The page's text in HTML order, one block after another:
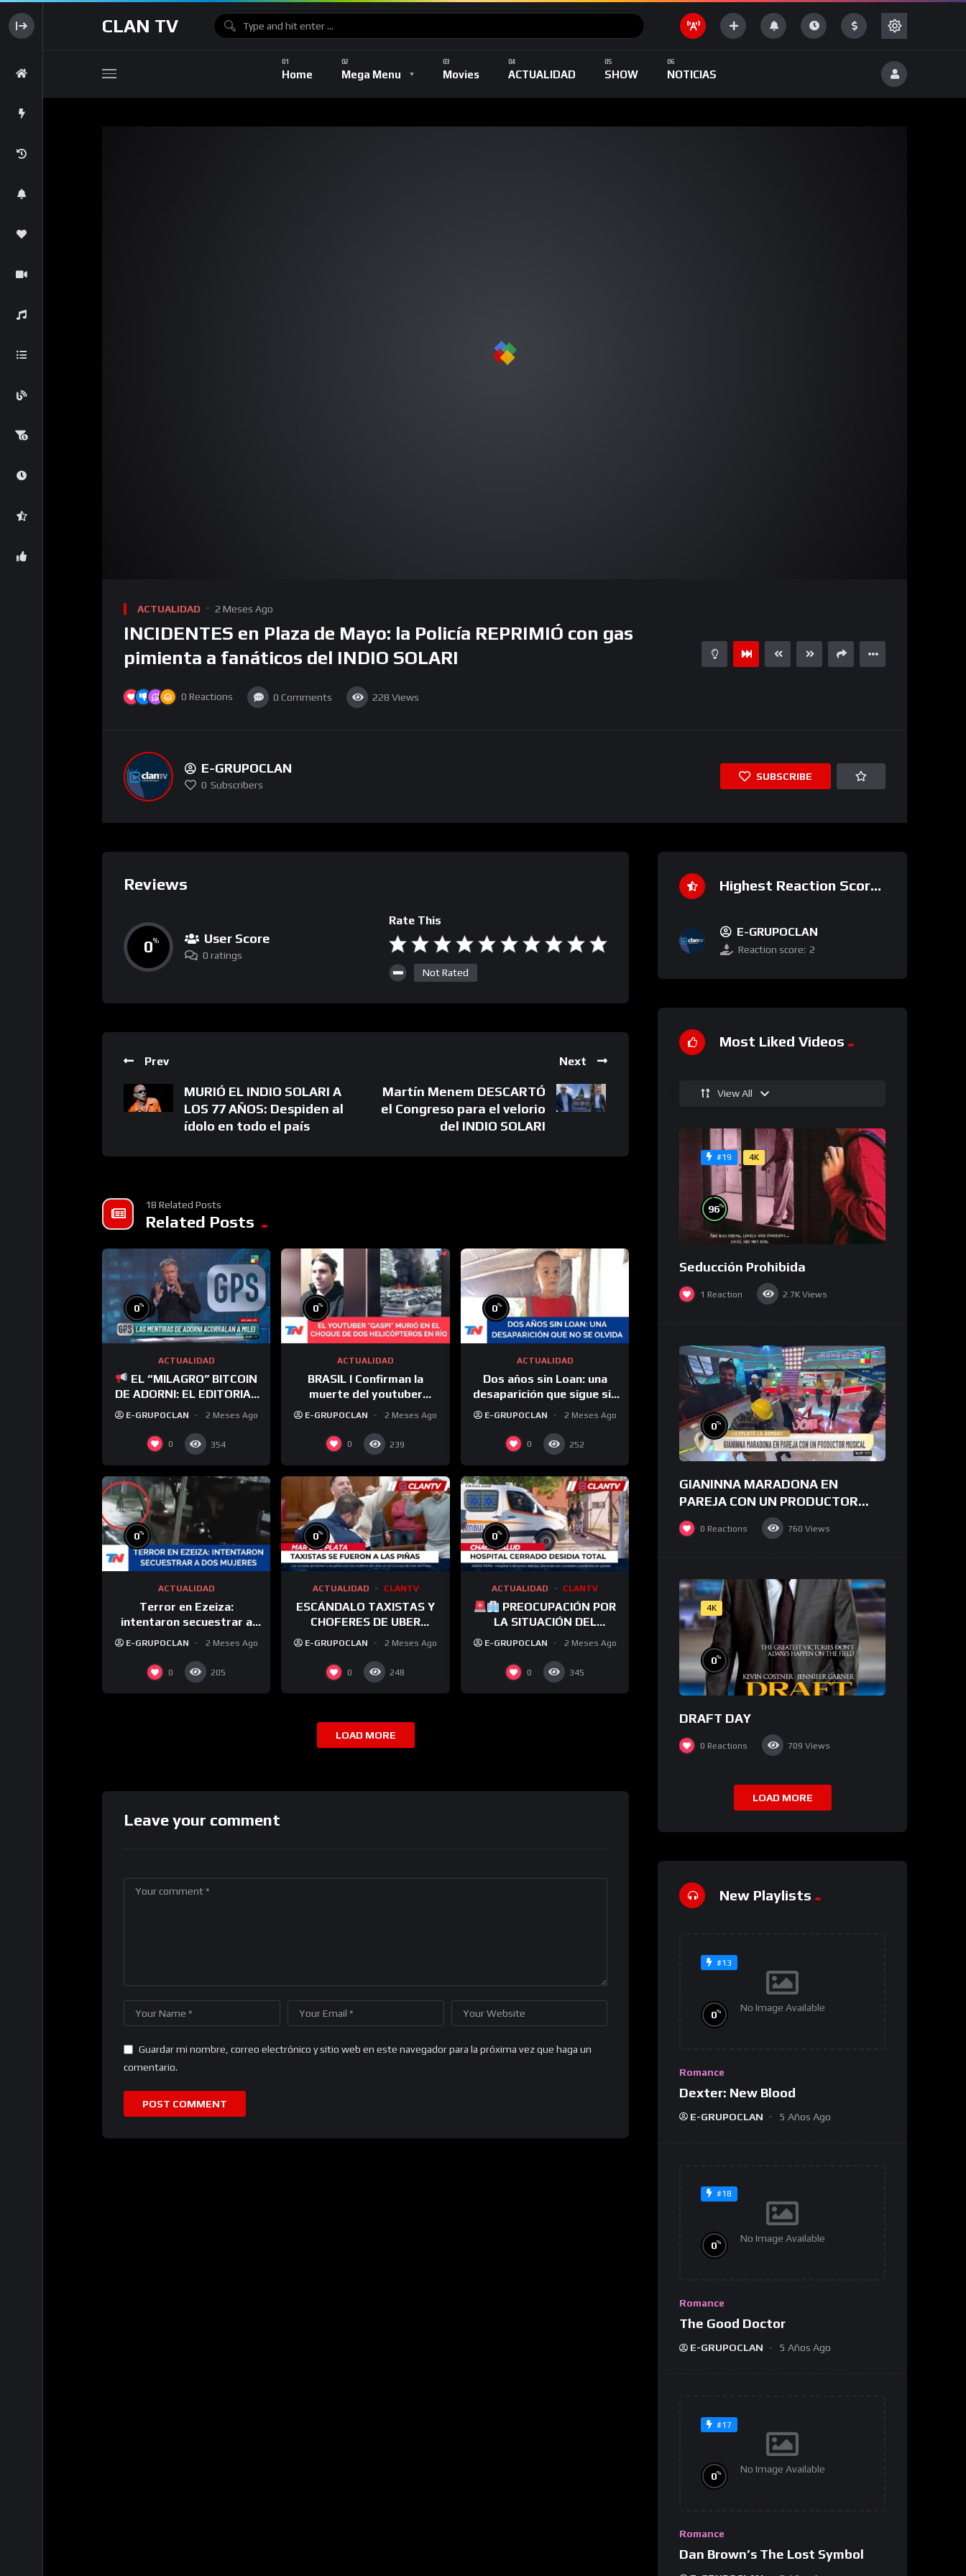
CLAN TV
Home Mega Menu Movies ACTUALIDAD SHOW NOTICIAS
ACTUALIDAD 2 Meses Ago
INCIDENTES en Plaza de Mayo: la Policía REPRIMIÓ con gas
pimienta a fanáticos del INDIO SOLARI
0 Reactions 0 Comments 228 Views
E-GRUPOCLAN
0 Subscribers
SUBSCRIBE
Reviews
0% User Score
0 ratings
Rate This
Not Rated
Prev
MURIÓ EL INDIO SOLARI A
LOS 77 AÑOS: Despiden al
ídolo en todo el país
Next
Martín Menem DESCARTÓ
el Congreso para el velorio
del INDIO SOLARI
18 Related Posts
Related Posts
0%
ACTUALIDAD
EL “MILAGRO” BITCOIN
DE ADORNI: EL EDITORIAL
E-GRUPOCLAN 2 Meses Ago
0 354
0%
ACTUALIDAD
BRASIL I Confirman la
muerte del youtuber
“Gaspi” y de su director en
helicópteros
E-GRUPOCLAN 2 Meses Ago
0 239
0%
ACTUALIDAD
Dos años sin Loan: una
desaparición que sigue sin
respuestas y 17 acusados a
E-GRUPOCLAN 2 Meses Ago
0 252
0%
ACTUALIDAD
Terror en Ezeiza:
intentaron secuestrar a
mujeres en minutos y las
cámaras registraron los
ataques
E-GRUPOCLAN 2 Meses Ago
0 205
0%
ACTUALIDAD CLANTV
ESCÁNDALO TAXISTAS Y
CHOFERES DE UBER
TERMINARON A LAS PIÑAS
DELIBERANTE
E-GRUPOCLAN 2 Meses Ago
0 248
0%
ACTUALIDAD CLANTV
PREOCUPACIÓN POR
LA SITUACIÓN DEL
HOSPITAL 4 DE JUNIO DE
E-GRUPOCLAN 2 Meses Ago
0 345
LOAD MORE
Leave your comment
Guardar mi nombre, correo electrónico y sitio web en este navegador para la próxima vez que haga un
comentario.
Highest Reaction Score
E-GRUPOCLAN
Reaction score: 2
Most Liked Videos
View All
#19 4K
96%
Seducción Prohibida
1 Reaction 2.7K Views
0%
GIANINNA MARADONA EN
PAREJA CON UN PRODUCTOR
MUSICAL
0 Reactions 760 Views
4K
0%
DRAFT DAY
0 Reactions 709 Views
LOAD MORE
New Playlists
#13
No Image Available
0%
Romance
Dexter: New Blood
E-GRUPOCLAN 5 Años Ago
#18
No Image Available
0%
Romance
The Good Doctor
E-GRUPOCLAN 5 Años Ago
#17
No Image Available
0%
Romance
Dan Brown’s The Lost Symbol